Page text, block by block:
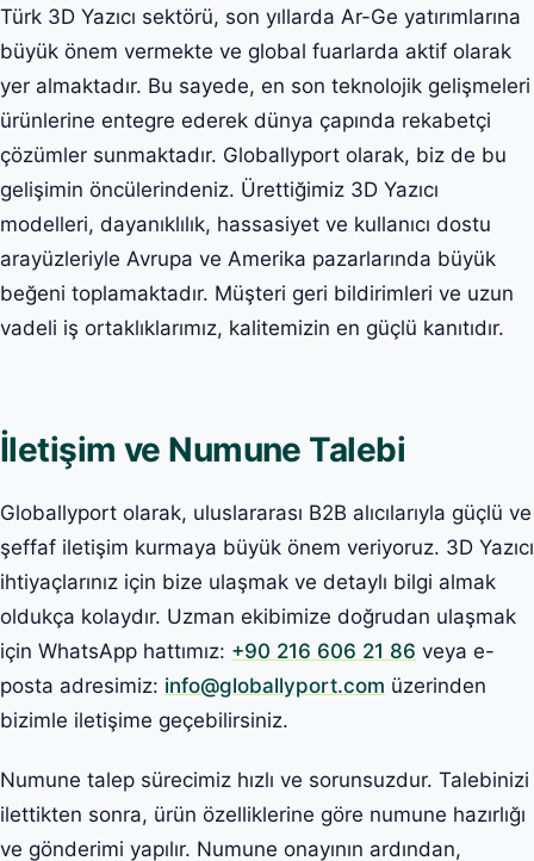
Türk 3D Yazıcı sektörü, son yıllarda Ar-Ge yatırımlarına
büyük önem vermekte ve global fuarlarda aktif olarak
yer almaktadır. Bu sayede, en son teknolojik gelişmeleri
ürünlerine entegre ederek dünya çapında rekabetçi
çözümler sunmaktadır. Globallyport olarak, biz de bu
gelişimin öncülerindeniz. Ürettiğimiz 3D Yazıcı
modelleri, dayanıklılık, hassasiyet ve kullanıcı dostu
arayüzleriyle Avrupa ve Amerika pazarlarında büyük
beğeni toplamaktadır. Müşteri geri bildirimleri ve uzun
vadeli iş ortaklıklarımız, kalitemizin en güçlü kanıtıdır.
İletişim ve Numune Talebi
Globallyport olarak, uluslararası B2B alıcılarıyla güçlü ve
şeffaf iletişim kurmaya büyük önem veriyoruz. 3D Yazıcı
ihtiyaçlarınız için bize ulaşmak ve detaylı bilgi almak
oldukça kolaydır. Uzman ekibimize doğrudan ulaşmak
için WhatsApp hattımız: +90 216 606 21 86 veya e-
posta adresimiz: info@globallyport.com üzerinden
bizimle iletişime geçebilirsiniz.
Numune talep sürecimiz hızlı ve sorunsuzdur. Talebinizi
ilettikten sonra, ürün özelliklerine göre numune hazırlığı
ve gönderimi yapılır. Numune onayının ardından,